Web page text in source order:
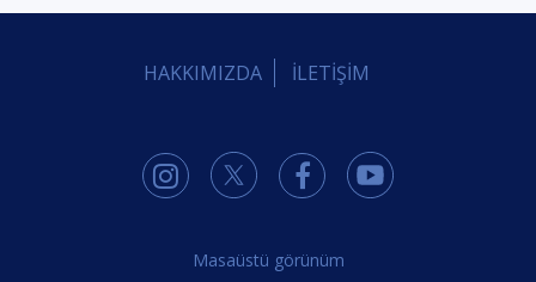
HAKKIMIZDA İLETİŞİM
Masaüstü görünüm